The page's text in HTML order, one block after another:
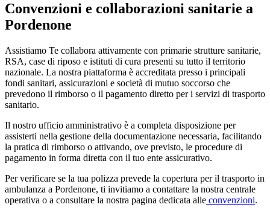
Convenzioni e collaborazioni sanitarie a
Pordenone
Assistiamo Te collabora attivamente con primarie strutture sanitarie,
RSA, case di riposo e istituti di cura presenti su tutto il territorio
nazionale. La nostra piattaforma è accreditata presso i principali
fondi sanitari, assicurazioni e società di mutuo soccorso che
prevedono il rimborso o il pagamento diretto per i servizi di trasporto
sanitario.
Il nostro ufficio amministrativo è a completa disposizione per
assisterti nella gestione della documentazione necessaria, facilitando
la pratica di rimborso o attivando, ove previsto, le procedure di
pagamento in forma diretta con il tuo ente assicurativo.
Per verificare se la tua polizza prevede la copertura per il trasporto in
ambulanza a Pordenone, ti invitiamo a contattare la nostra centrale
operativa o a consultare la nostra pagina dedicata alle convenzioni.